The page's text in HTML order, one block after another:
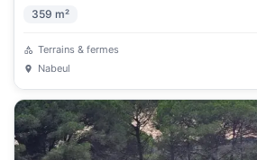
359 m²
Terrains & fermes
Nabeul